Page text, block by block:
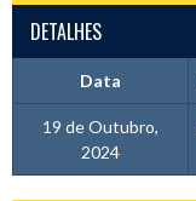
DETALHES
Data
19 de Outubro,
2024